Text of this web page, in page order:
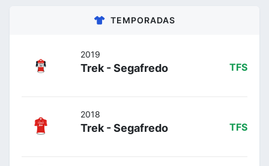
TEMPORADAS
2019
Trek - Segafredo TFS
2018
Trek - Segafredo TFS